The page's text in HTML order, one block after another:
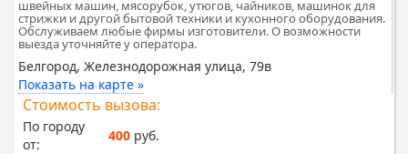
швейных машин, мясорубок, утюгов, чайников, машинок для
стрижки и другой бытовой техники и кухонного оборудования.
Обслуживаем любые фирмы изготовители. О возможности
выезда уточняйте у оператора.
Белгород, Железнодорожная улица, 79в
Показать на карте »
Стоимость вызова:
По городу
от:
400 руб.